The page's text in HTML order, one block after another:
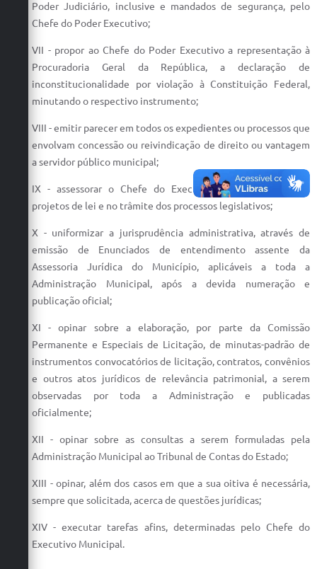
Poder Judiciário, inclusive e mandados de segurança, pelo
Chefe do Poder Executivo;
VII - propor ao Chefe do Poder Executivo a representação à
Procuradoria Geral da República, a declaração de
inconstitucionalidade por violação à Constituição Federal,
minutando o respectivo instrumento;
VIII - emitir parecer em todos os expedientes ou processos que
envolvam concessão ou reivindicação de direito ou vantagem
a servidor público municipal;
IX - assessorar o Chefe do Executivo na elaboração dos
projetos de lei e no trâmite dos processos legislativos;
X - uniformizar a jurisprudência administrativa, através de
emissão de Enunciados de entendimento assente da
Assessoria Jurídica do Município, aplicáveis a toda a
Administração Municipal, após a devida numeração e
publicação oficial;
XI - opinar sobre a elaboração, por parte da Comissão
Permanente e Especiais de Licitação, de minutas-padrão de
instrumentos convocatórios de licitação, contratos, convênios
e outros atos jurídicos de relevância patrimonial, a serem
observadas por toda a Administração e publicadas
oficialmente;
XII - opinar sobre as consultas a serem formuladas pela
Administração Municipal ao Tribunal de Contas do Estado;
XIII - opinar, além dos casos em que a sua oitiva é necessária,
sempre que solicitada, acerca de questões jurídicas;
XIV - executar tarefas afins, determinadas pelo Chefe do
Executivo Municipal.